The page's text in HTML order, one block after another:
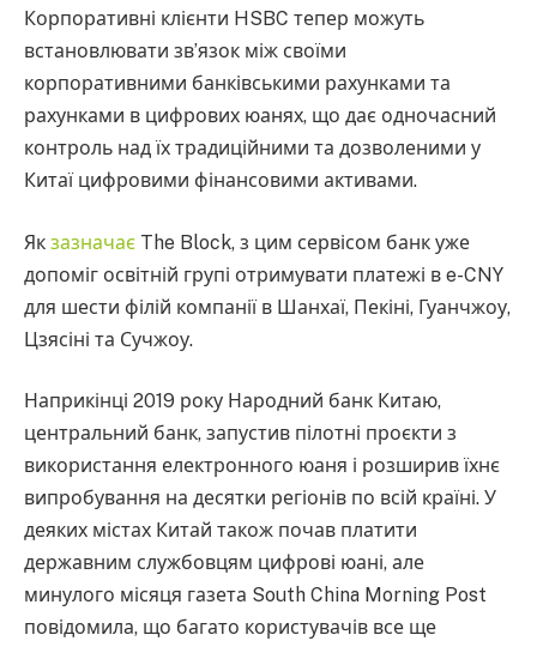
Корпоративні клієнти HSBC тепер можуть
встановлювати зв’язок між своїми
корпоративними банківськими рахунками та
рахунками в цифрових юанях, що дає одночасний
контроль над їх традиційними та дозволеними у
Китаї цифровими фінансовими активами.
Як зазначає The Block, з цим сервісом банк уже
допоміг освітній групі отримувати платежі в e-CNY
для шести філій компанії в Шанхаї, Пекіні, Гуанчжоу,
Цзясіні та Сучжоу.
Наприкінці 2019 року Народний банк Китаю,
центральний банк, запустив пілотні проєкти з
використання електронного юаня і розширив їхнє
випробування на десятки регіонів по всій країні. У
деяких містах Китай також почав платити
державним службовцям цифрові юані, але
минулого місяця газета South China Morning Post
повідомила, що багато користувачів все ще